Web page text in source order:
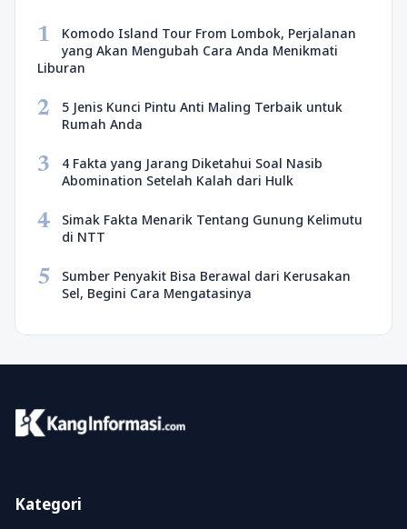
1
Komodo Island Tour From Lombok, Perjalanan
yang Akan Mengubah Cara Anda Menikmati
Liburan
2
5 Jenis Kunci Pintu Anti Maling Terbaik untuk
Rumah Anda
3
4 Fakta yang Jarang Diketahui Soal Nasib
Abomination Setelah Kalah dari Hulk
4
Simak Fakta Menarik Tentang Gunung Kelimutu
di NTT
5
Sumber Penyakit Bisa Berawal dari Kerusakan
Sel, Begini Cara Mengatasinya
Kategori